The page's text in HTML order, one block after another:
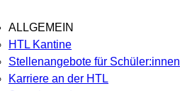
ALLGEMEIN
HTL Kantine
Stellenangebote für Schüler:innen
Karriere an der HTL